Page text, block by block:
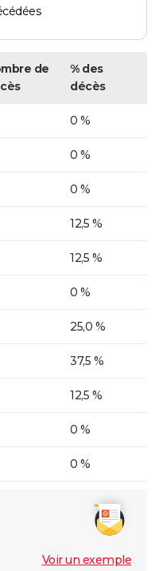
de
% des
décès
0 %
0 %
0 %
12,5 %
12,5 %
0 %
25,0 %
37,5 %
12,5 %
0 %
0 %
Voir un exemple